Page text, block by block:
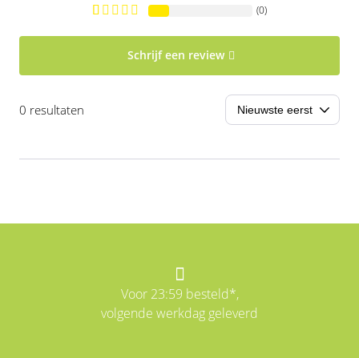
(0)
Schrijf een review
0 resultaten
Voor 23:59 besteld*,
volgende werkdag geleverd